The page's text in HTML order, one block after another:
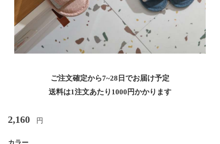
ご注文確定から7~28日でお届け予定
送料は1注文あたり 1000 円かかります
2,160 円